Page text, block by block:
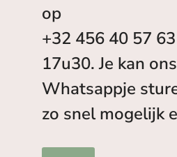
op
+32 456 40 57
17u30. Je kan
Whatsappje
zo snel mogelijk